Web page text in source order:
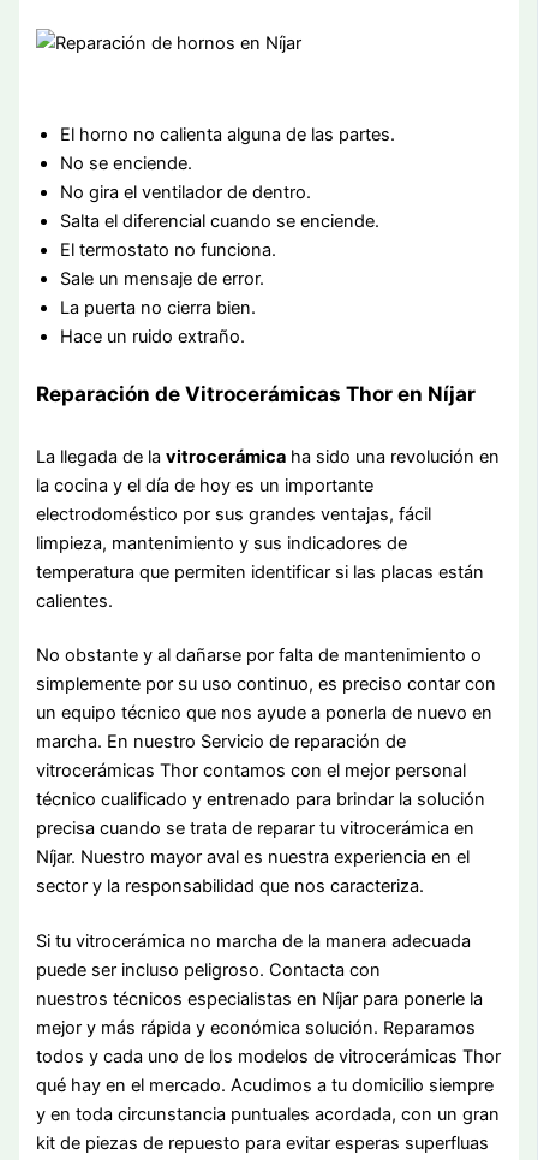
El horno no calienta alguna de las partes.
No se enciende.
No gira el ventilador de dentro.
Salta el diferencial cuando se enciende.
El termostato no funciona.
Sale un mensaje de error.
La puerta no cierra bien.
Hace un ruido extraño.
Reparación de Vitrocerámicas Thor en Níjar
La llegada de lavitrocerámica ha sido una revolución en
la cocina y el día de hoy es un importante
electrodoméstico por sus grandes ventajas, fácil
limpieza, mantenimiento y sus indicadores de
temperatura que permiten identificar si las placas están
calientes.
No obstante y al dañarse por falta de mantenimiento o
simplemente por su uso continuo, es preciso contar con
un equipo técnico que nos ayude a ponerla de nuevo en
marcha. En nuestro Servicio de reparación de
vitrocerámicas Thor contamos con el mejor personal
técnico cualificado y entrenado para brindar la solución
precisa cuando se trata de reparar tu vitrocerámica en
Níjar. Nuestro mayor aval es nuestra experiencia en el
sector y la responsabilidad que nos caracteriza.
Si tu vitrocerámica no marcha de la manera adecuada
puede ser incluso peligroso. Contacta con
nuestros técnicos especialistas en Níjar para ponerle la
mejor y más rápida y económica solución. Reparamos
todos y cada uno de los modelos de vitrocerámicas Thor
qué hay en el mercado. Acudimos a tu domicilio siempre
y en toda circunstancia puntuales acordada, con un gran
kit de piezas de repuesto para evitar esperas superfluas